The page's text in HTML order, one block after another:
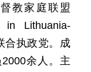
教家庭联盟
in Lithuania-
合执政党。成
余人。主